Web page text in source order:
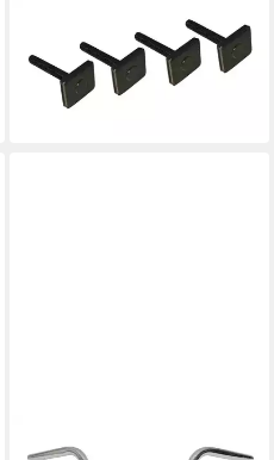
Dachträger
5,59 €
in 2-3 Werktagen bei dir